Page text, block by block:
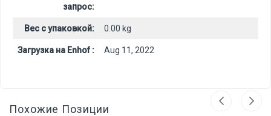
запрос:
Вес с упаковкой: 0.00 kg
Загрузка на Enhof : Aug 11, 2022
Похожие Позиции